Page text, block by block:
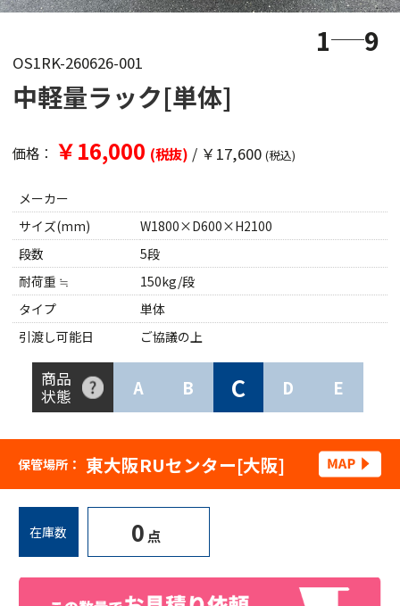
1 9
OS1RK-260626-001
中軽量ラック[単体]
価格： ￥16,000 (税抜) / ￥17,600 (税込)
メーカー
サイズ(mm)
W1800×D600×H2100
段数
5段
耐荷重 ≒
150kg/段
タイプ
単体
引渡し可能日
ご協議の上
商品
状態
A B C D E
保管場所： 東大阪RUセンター[大阪]
在庫数 0 点